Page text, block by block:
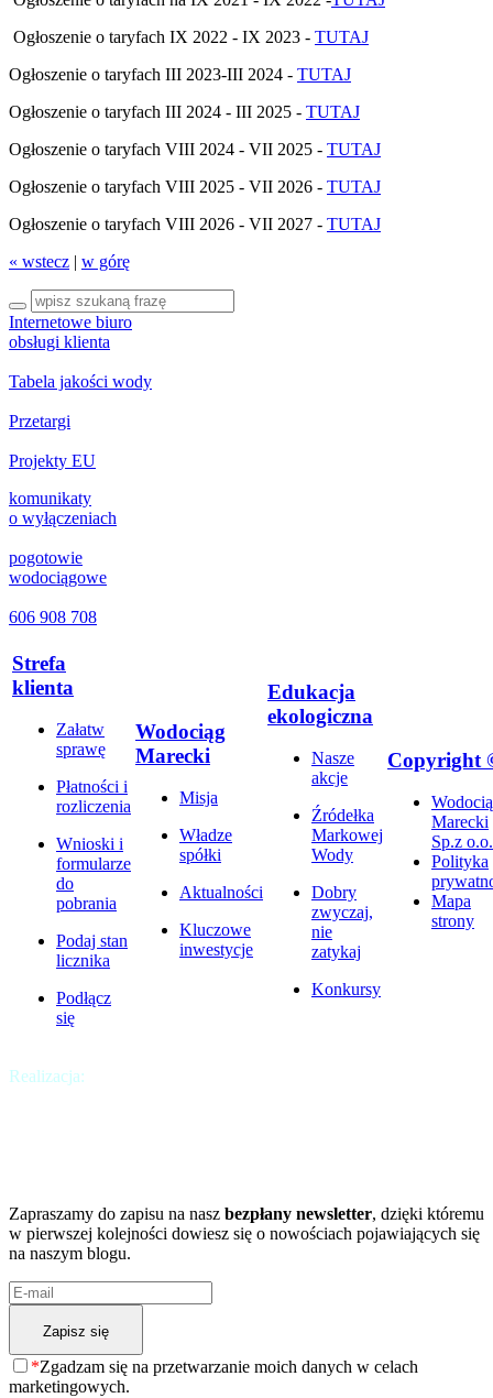
Ogłoszenie o taryfach IX 2022 - IX 2023 - TUTAJ
Ogłoszenie o taryfach III 2023-III 2024 - TUTAJ
Ogłoszenie o taryfach III 2024 - III 2025 - TUTAJ
Ogłoszenie o taryfach VIII 2024 - VII 2025 - TUTAJ
Ogłoszenie o taryfach VIII 2025 - VII 2026 - TUTAJ
Ogłoszenie o taryfach VIII 2026 - VII 2027 - TUTAJ
« wstecz | w górę
Internetowe biuro
obsługi klienta
Tabela jakości wody
Przetargi
Projekty EU
komunikaty
o wyłączeniach
pogotowie
wodociągowe
606 908 708
Strefa
klienta
Załatw
sprawę
Płatności i
rozliczenia
Wnioski i
formularze
do
pobrania
Podaj stan
licznika
Podłącz
się
Wodociąg
Marecki
Misja
Władze
spółki
Aktualności
Kluczowe
inwestycje
Edukacja
ekologiczna
Nasze
akcje
Źródełka
Markowej
Wody
Dobry
zwyczaj,
nie
zatykaj
Konkursy
Copyright
Marecki
Sp.z o.o.
Polityka
Mapa
strony
Realizacja:
Zapraszamy do zapisu na nasz bezpłany newsletter, dzięki któremu
w pierwszej kolejności dowiesz się o nowościach pojawiających się
na naszym blogu.
*Zgadzam się na przetwarzanie moich danych w celach
marketingowych.